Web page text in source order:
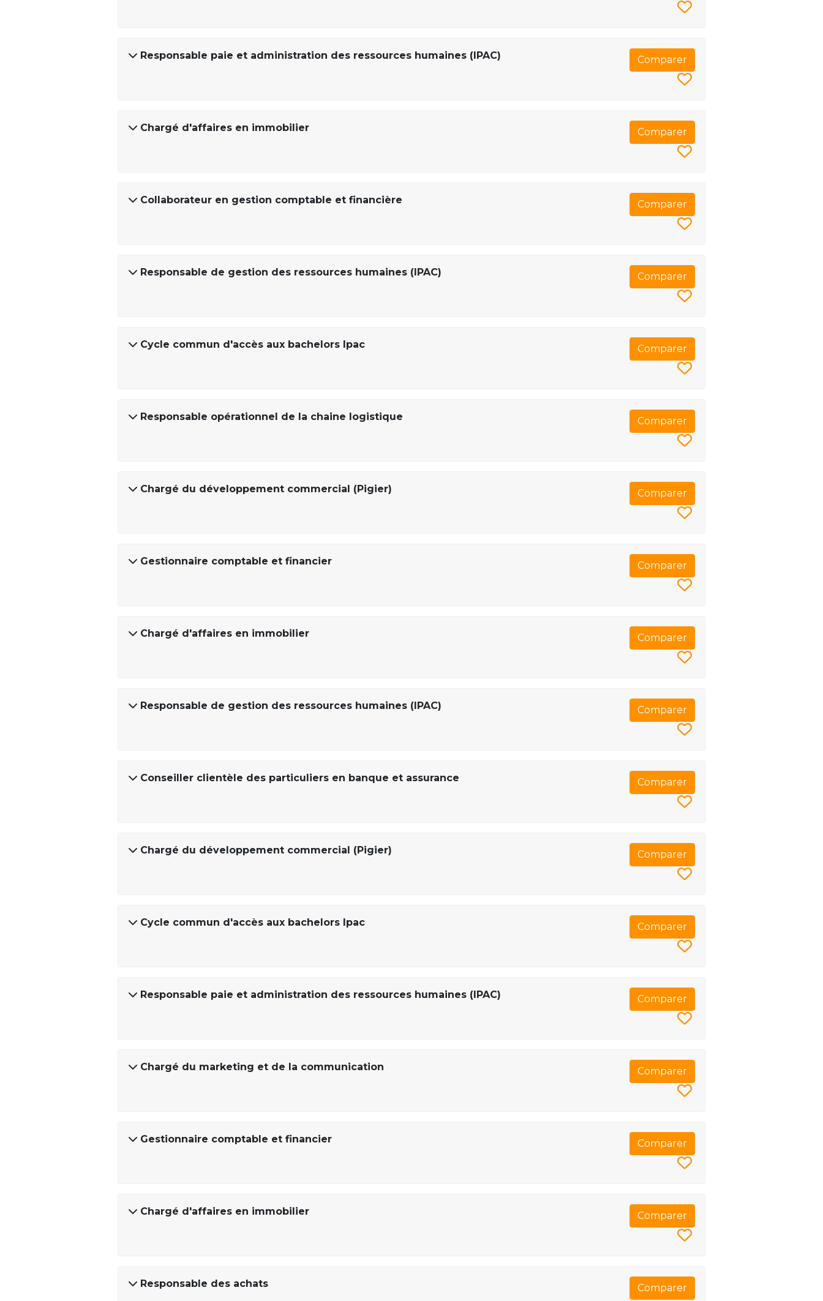
Responsable paie et administration des ressources humaines (IPAC) Comparer
Chargé d'affaires en immobilier Comparer
Collaborateur en gestion comptable et financière Comparer
Responsable de gestion des ressources humaines (IPAC) Comparer
Cycle commun d'accès aux bachelors Ipac Comparer
Responsable opérationnel de la chaine logistique Comparer
Chargé du développement commercial (Pigier) Comparer
Gestionnaire comptable et financier Comparer
Chargé d'affaires en immobilier Comparer
Responsable de gestion des ressources humaines (IPAC) Comparer
Conseiller clientèle des particuliers en banque et assurance Comparer
Chargé du développement commercial (Pigier) Comparer
Cycle commun d'accès aux bachelors Ipac Comparer
Responsable paie et administration des ressources humaines (IPAC) Comparer
Chargé du marketing et de la communication Comparer
Gestionnaire comptable et financier Comparer
Chargé d'affaires en immobilier Comparer
Responsable des achats Comparer